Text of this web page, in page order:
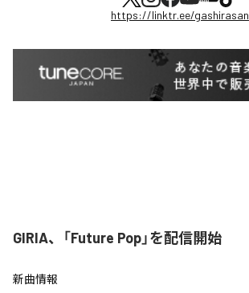
https://linktr.ee/gashirasan
GIRIA、「Future Pop」を配信開始
新曲情報